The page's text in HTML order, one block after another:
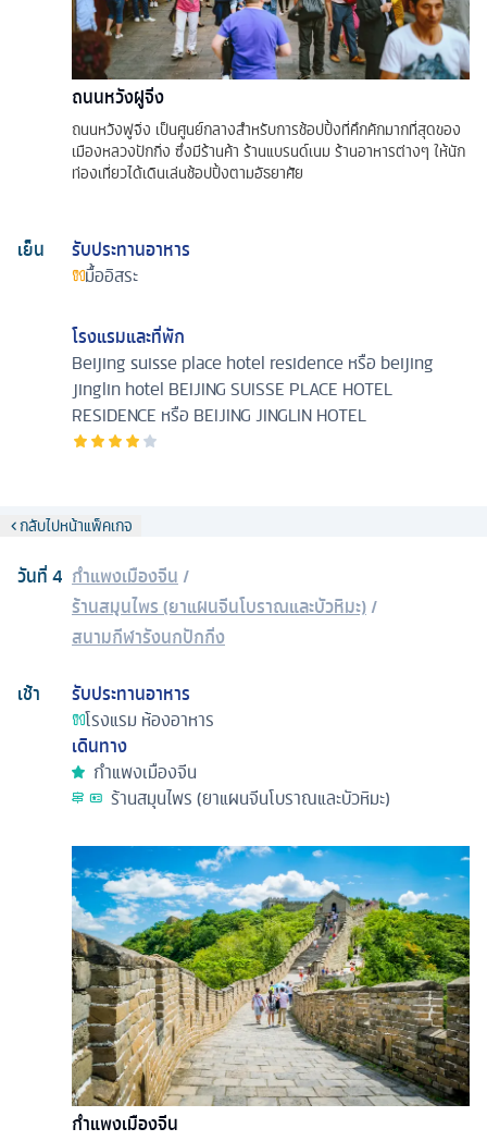
ถนนหวังฝูจิ่ง
ถนนหวังฟูจิ่ง เป็นศูนย์กลางสำหรับการช้อปปิ้งที่คึกคักมากที่สุดของ
เมืองหลวงปักกิ่ง ซึ่งมีร้านค้า ร้านแบรนด์เนม ร้านอาหารต่างๆ ให้นัก
ท่องเที่ยวได้เดินเล่นช้อปปิ้งตามอัธยาศัย
เย็น
รับประทานอาหาร
มื้ออิสระ
โรงแรมและที่พัก
Beijing suisse place hotel residence หรือ beijing
jinglin hotel BEIJING SUISSE PLACE HOTEL
RESIDENCE หรือ BEIJING JINGLIN HOTEL
กลับไปหน้าแพ็คเกจ
วันที่4 กำแพงเมืองจีน /
ร้านสมุนไพร (ยาแผนจีนโบราณและบัวหิมะ)/
สนามกีฬารังนกปักกิ่ง
เช้า
รับประทานอาหาร
โรงแรม ห้องอาหาร
เดินทาง
กำแพงเมืองจีน
ร้านสมุนไพร (ยาแผนจีนโบราณและบัวหิมะ)
กำแพงเมืองจีน